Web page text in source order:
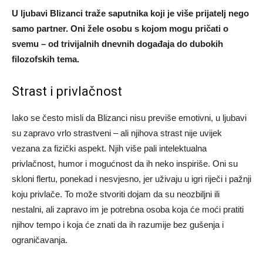
U ljubavi Blizanci traže saputnika koji je više prijatelj nego
samo partner. Oni žele osobu s kojom mogu pričati o
svemu – od trivijalnih dnevnih događaja do dubokih
filozofskih tema.
Strast i privlačnost
Iako se često misli da Blizanci nisu previše emotivni, u ljubavi
su zapravo vrlo strastveni – ali njihova strast nije uvijek
vezana za fizički aspekt. Njih više pali intelektualna
privlačnost, humor i mogućnost da ih neko inspiriše. Oni su
skloni flertu, ponekad i nesvjesno, jer uživaju u igri riječi i pažnji
koju privlače. To može stvoriti dojam da su neozbiljni ili
nestalni, ali zapravo im je potrebna osoba koja će moći pratiti
njihov tempo i koja će znati da ih razumije bez gušenja i
ograničavanja.